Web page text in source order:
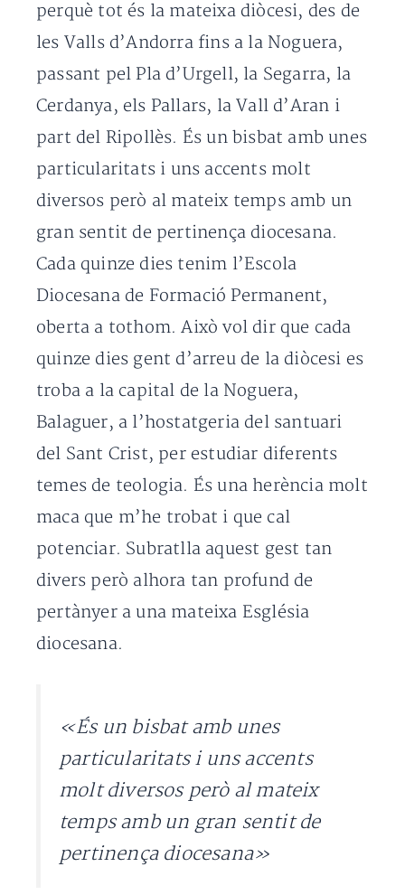
perquè tot és la mateixa diòcesi, des de
les Valls d’Andorra fins a la Noguera,
passant pel Pla d’Urgell, la Segarra, la
Cerdanya, els Pallars, la Vall d’Aran i
part del Ripollès. És un bisbat amb unes
particularitats i uns accents molt
diversos però al mateix temps amb un
gran sentit de pertinença diocesana.
Cada quinze dies tenim l’Escola
Diocesana de Formació Permanent,
oberta a tothom. Això vol dir que cada
quinze dies gent d’arreu de la diòcesi es
troba a la capital de la Noguera,
Balaguer, a l’hostatgeria del santuari
del Sant Crist, per estudiar diferents
temes de teologia. És una herència molt
maca que m’he trobat i que cal
potenciar. Subratlla aquest gest tan
divers però alhora tan profund de
pertànyer a una mateixa Església
diocesana.
«És un bisbat amb unes
particularitats i uns accents
molt diversos però al mateix
temps amb un gran sentit de
pertinença diocesana»